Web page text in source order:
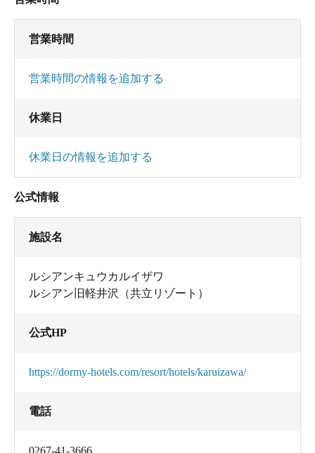
営業時間
営業時間の情報を追加する
休業日
休業日の情報を追加する
公式情報
施設名
ルシアンキュウカルイザワ
ルシアン旧軽井沢（共立リゾート）
公式HP
https://dormy-hotels.com/resort/hotels/karuizawa/
電話